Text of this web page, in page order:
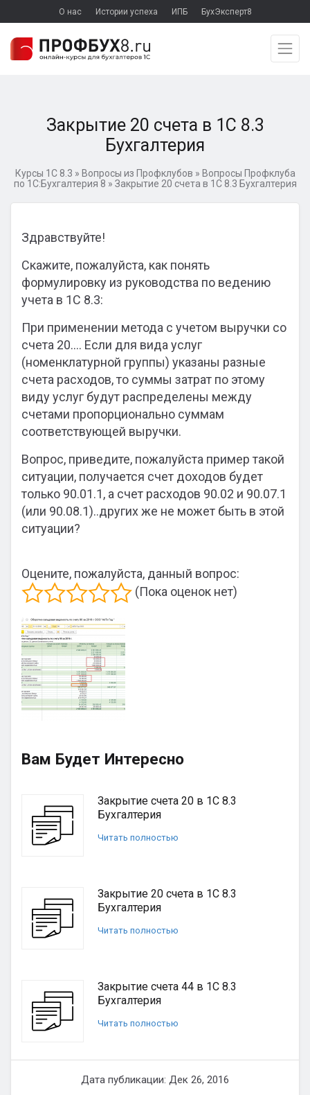
О нас Истории успеха ИПБ БухЭксперт8
Закрытие 20 счета в 1С 8.3
Бухгалтерия
Курсы 1С 8.3 » Вопросы из Профклубов » Вопросы Профклуба
по 1С:Бухгалтерия 8 » Закрытие 20 счета в 1С 8.3 Бухгалтерия
Здравствуйте!
Скажите, пожалуйста, как понять
формулировку из руководства по ведению
учета в 1С 8.3:
При применении метода с учетом выручки со
счета 20…. Если для вида услуг
(номенклатурной группы) указаны разные
счета расходов, то суммы затрат по этому
виду услуг будут распределены между
счетами пропорционально суммам
соответствующей выручки.
Вопрос, приведите, пожалуйста пример такой
ситуации, получается счет доходов будет
только 90.01.1, а счет расходов 90.02 и 90.07.1
(или 90.08.1)..других же не может быть в этой
ситуации?
Оцените, пожалуйста, данный вопрос:
(Пока оценок нет)
Вам Будет Интересно
Закрытие счета 20 в 1С 8.3
Бухгалтерия
Читать полностью
Закрытие 20 счета в 1С 8.3
Бухгалтерия
Читать полностью
Закрытие счета 44 в 1С 8.3
Бухгалтерия
Читать полностью
Дата публикации: Дек 26, 2016